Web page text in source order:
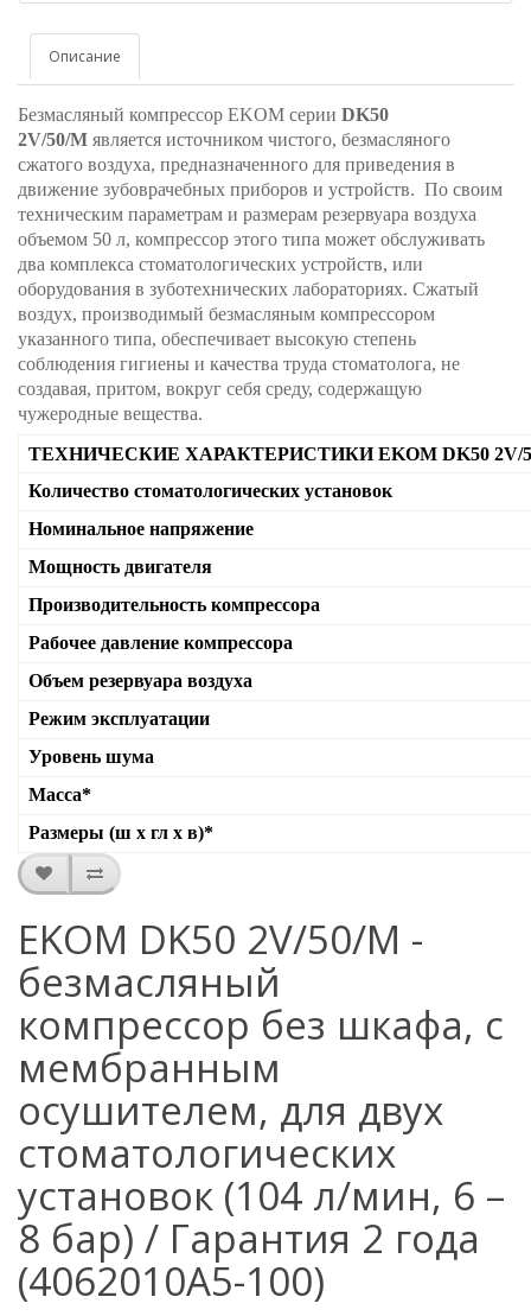
Описание
Безмасляный компрессор EKOM серии DK50
2V/50/M является источником чистого, безмасляного
сжатого воздуха, предназначенного для приведения в
движение зубоврачебных приборов и устройств. По своим
техническим параметрам и размерам резервуара воздуха
объемом 50 л, компрессор этого типа может обслуживать
два комплекса стоматологических устройств, или
оборудования в зуботехнических лабораториях. Сжатый
воздух, производимый безмасляным компрессором
указанного типа, обеспечивает высокую степень
соблюдения гигиены и качества труда стоматолога, не
создавая, притом, вокруг себя среду, содержащую
чужеродные вещества.
ТЕХНИЧЕСКИЕ ХАРАКТЕРИСТИКИ EKOM DK50 2V/
Количество стоматологических установок
Номинальное напряжение
Мощность двигателя
Производительность компрессора
Рабочее давление компрессора
Объем резервуара воздуха
Режим эксплуатации
Уровень шума
Масса*
Размеры (ш х гл х в)*
EKOM DK50 2V/50/M -
безмасляный
компрессор без шкафа, с
мембранным
осушителем, для двух
стоматологических
установок (104 л/мин, 6 –
8 бар) / Гарантия 2 года
(4062010A5-100)